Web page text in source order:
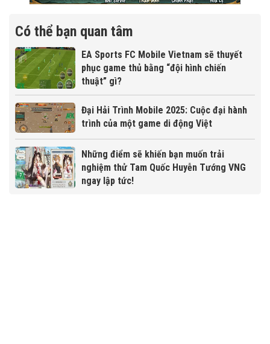
Có thể bạn quan tâm
EA Sports FC Mobile Vietnam sẽ thuyết
phục game thủ bằng “đội hình chiến
thuật” gì?
Đại Hải Trình Mobile 2025: Cuộc đại hành
trình của một game di động Việt
Những điểm sẽ khiến bạn muốn trải
nghiệm thử Tam Quốc Huyễn Tướng VNG
ngay lập tức!